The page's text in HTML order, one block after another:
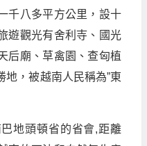
千八多平方公里，設十
遊觀光有舍利寺、國光
后廟、草禽園、查匈植
地，被越南人民稱為”東
巴地頭頓省的省會,距離